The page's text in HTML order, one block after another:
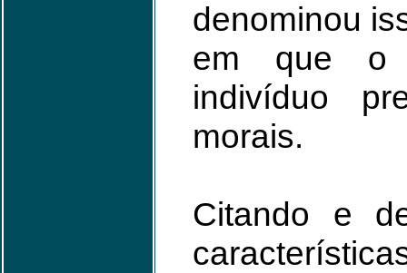
denominou
em que o
indivíduo
morais.
Citando e